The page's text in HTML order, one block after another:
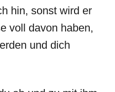
hin, sonst wird er
voll davon haben,
und dich